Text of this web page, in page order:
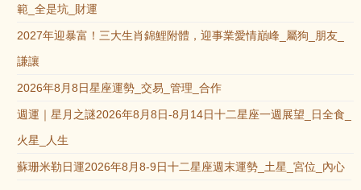
範_全是坑_財運
2027年迎暴富！三大生肖錦鯉附體，迎事業愛情巔峰_屬狗_朋友_
謙讓
2026年8月8日星座運勢_交易_管理_合作
週運｜星月之謎2026年8月8日-8月14日十二星座一週展望_日全食_
火星_人生
蘇珊米勒日運2026年8月8-9日十二星座週末運勢_土星_宮位_內心